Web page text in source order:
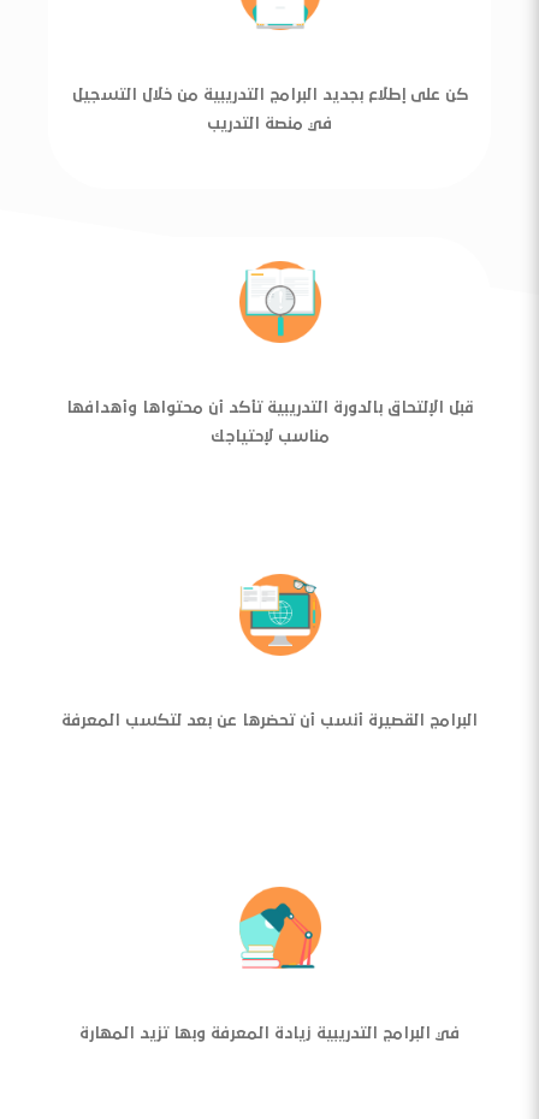
كن على إطلاع بجديد البرامج التدريبية من خلال التسجيل
في منصة التدريب
قبل الإلتحاق بالدورة التدريبية تأكد أن محتواها وأهدافها
مناسب لإحتياجك
البرامج القصيرة أنسب أن تحضرها عن بعد لتكسب المعرفة
في البرامج التدريبية زيادة المعرفة وبها تزيد المهارة